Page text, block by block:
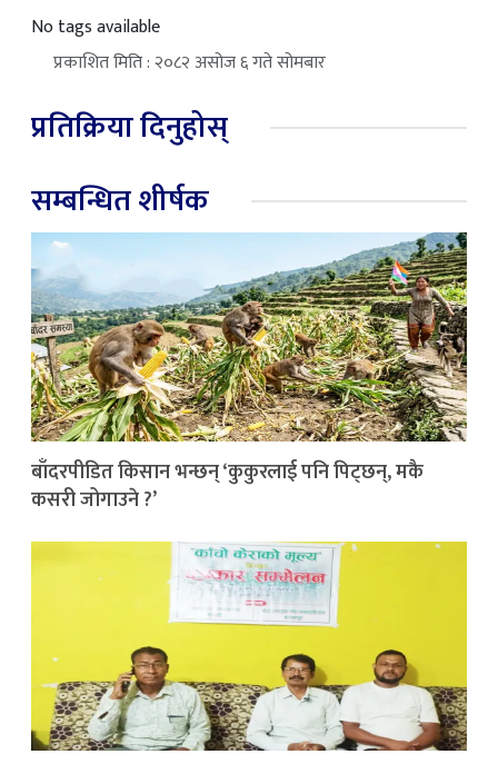
No tags available
प्रकाशित मिति : २०८२ असोज ६ गते सोमबार
प्रतिक्रिया दिनुहोस्
सम्बन्धित शीर्षक
बाँदरपीडित किसान भन्छन् ‘कुकुरलाई पनि पिट्छन्, मकै
कसरी जोगाउने ?’